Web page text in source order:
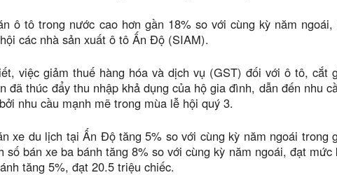
ô tô trong nước cao hơn gần 18% so với cùng kỳ năm
các nhà sản xuất ô tô Ấn Độ (SIAM).
việc giảm thuế hàng hóa và dịch vụ (GST) đối với ô tô, cắt
đã thúc đẩy thu nhập khả dụng của hộ gia đình, dẫn đến nhu
nhu cầu mạnh mẽ trong mùa lễ hội quý 3.
xe du lịch tại Ấn Độ tăng 5% so với cùng kỳ năm ngoái
số bán xe ba bánh tăng 8% so với cùng kỳ năm ngoái, đạt
tăng 5%, đạt 20.5 triệu chiếc.